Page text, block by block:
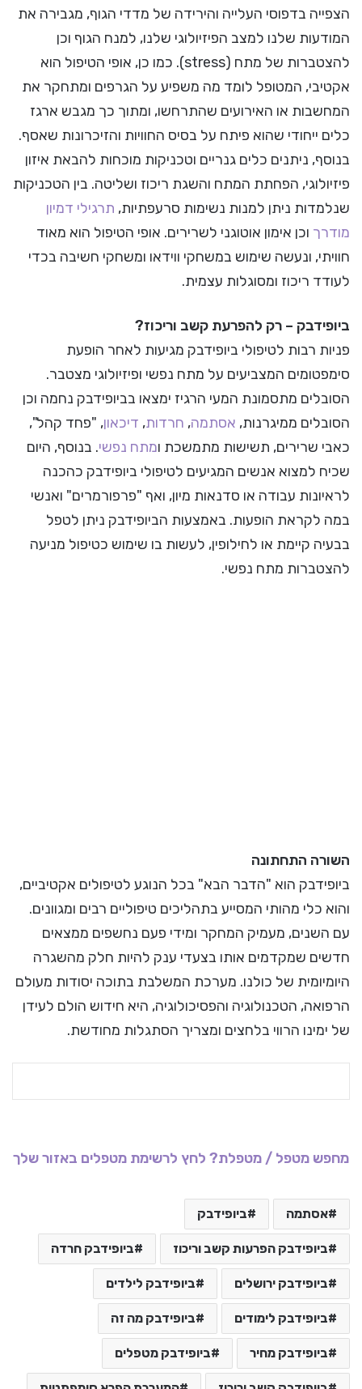
הצפייה בדפוסי העלייה והירידה של מדדי הגוף, מגבירה את
המודעות שלנו למצב הפיזיולוגי שלנו, למנח הגוף וכן
להצטברות של מתח (stress). כמו כן, אופי הטיפול הוא
אקטיבי, המטופל לומד מה משפיע על הגרפים ומתחקר את
המחשבות או האירועים שהתרחשו, ומתוך כך מגבש ארגז
כלים ייחודי שהוא פיתח על בסיס החוויות והזיכרונות שאסף.
בנוסף, ניתנים כלים גנריים וטכניקות מוכחות להבאת איזון
פיזיולוגי, הפחתת המתח והשגת ריכוז ושליטה. בין הטכניקות
שנלמדות ניתן למנות נשימות סרעפתיות, תרגילי דמיון
מודרך וכן אימון אוטוגני לשרירים. אופי הטיפול הוא מאוד
חוויתי, ונעשה שימוש במשחקי ווידאו ומשחקי חשיבה בכדי
לעודד ריכוז ומסוגלות עצמית.
ביופידבק – רק להפרעת קשב וריכוז?
פניות רבות לטיפולי ביופידבק מגיעות לאחר הופעת
סימפטומים המצביעים על מתח נפשי ופיזיולוגי מצטבר.
הסובלים מתסמונת המעי הרגיז ימצאו בביופידבק נחמה וכן
הסובלים ממיגרנות, אסתמה, חרדות, דיכאון, "פחד קהל",
כאבי שרירים, תשישות מתמשכת ומתח נפשי. בנוסף, היום
שכיח למצוא אנשים המגיעים לטיפולי ביופידבק כהכנה
לראיונות עבודה או סדנאות מיון, ואף "פרפורמרים" ואנשי
במה לקראת הופעות. באמצעות הביופידבק ניתן לטפל
בבעיה קיימת או לחילופין, לעשות בו שימוש כטיפול מניעה
להצטברות מתח נפשי.
השורה התחתונה
ביופידבק הוא "הדבר הבא" בכל הנוגע לטיפולים אקטיביים,
והוא כלי מהותי המסייע בתהליכים טיפוליים רבים ומגוונים.
עם השנים, מעמיק המחקר ומידי פעם נחשפים ממצאים
חדשים שמקדמים אותו בצעדי ענק להיות חלק מהשגרה
היומיומית של כולנו. מערכת המשלבת בתוכה יסודות מעולם
הרפואה, הטכנולוגיה והפסיכולוגיה, היא חידוש הולם לעידן
של ימינו הרווי בלחצים ומצריך הסתגלות מחודשת.
מחפש מטפל / מטפלת? לחץ לרשימת מטפלים באזור שלך
אסתמה ביופידבק
ביופידבק הפרעות קשב וריכוז ביופידבק חרדה
ביופידבק ירושלים ביופידבק לילדים
ביופידבק לימודים ביופידבק מה זה
ביופידבק מחיר ביופידבק מטפלים